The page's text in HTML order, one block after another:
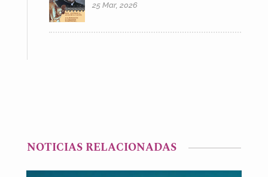
25 Mar, 2026
NOTICIAS RELACIONADAS